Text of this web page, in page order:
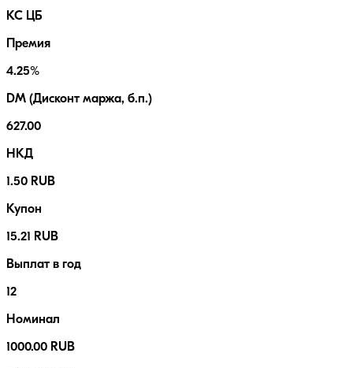
КС ЦБ
Премия
4.25%
DM (Дисконт маржа, б.п.)
627.00
НКД
1.50 RUB
Купон
15.21 RUB
Выплат в год
12
Номинал
1000.00 RUB